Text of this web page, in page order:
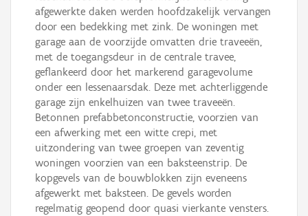
afgewerkte daken werden hoofdzakelijk vervangen
door een bedekking met zink. De woningen met
garage aan de voorzijde omvatten drie traveeën,
met de toegangsdeur in de centrale travee,
geflankeerd door het markerend garagevolume
onder een lessenaarsdak. Deze met achterliggende
garage zijn enkelhuizen van twee traveeën.
Betonnen prefabbetonconstructie, voorzien van
een afwerking met een witte crepi, met
uitzondering van twee groepen van zeventig
woningen voorzien van een baksteenstrip. De
kopgevels van de bouwblokken zijn eveneens
afgewerkt met baksteen. De gevels worden
regelmatig geopend door quasi vierkante vensters.